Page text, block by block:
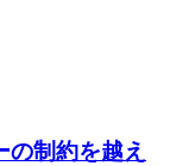
の制約を越え